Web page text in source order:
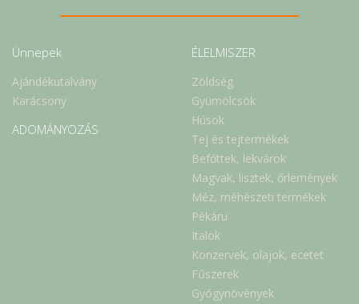
Ünnepek
Ajándékutalvány
Karácsony
ADOMÁNYOZÁS
ÉLELMISZER
Zöldség
Gyümölcsök
Húsok
Tej és tejtermékek
Befőttek, lekvárok
Magvak, lisztek, őrlemények
Méz, méhészeti termékek
Pékáru
Italok
Konzervek, olajok, ecetet
Fűszerek
Gyógynövények